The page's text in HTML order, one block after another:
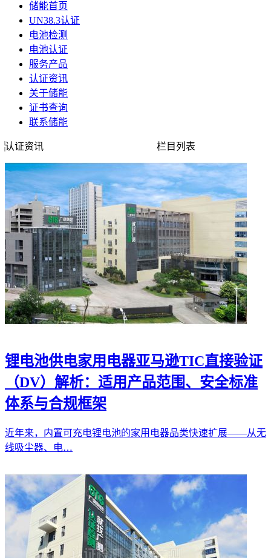
储能首页
UN38.3认证
电池检测
电池认证
服务产品
认证资讯
关于储能
证书查询
联系储能
认证资讯 栏目列表
锂电池供电家用电器亚马逊TIC直接验证
（DV）解析：适用产品范围、安全标准
体系与合规框架
近年来，内置可充电锂电池的家用电器品类快速扩展——从无
线吸尘器、电…